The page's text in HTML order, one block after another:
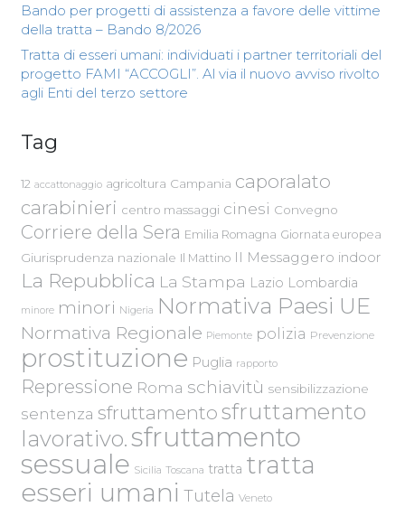
Bando per progetti di assistenza a favore delle vittime
della tratta – Bando 8/2026
Tratta di esseri umani: individuati i partner territoriali del
progetto FAMI “ACCOGLI”. Al via il nuovo avviso rivolto
agli Enti del terzo settore
Tag
12 accattonaggio agricoltura Campania caporalato
carabinieri centro massaggi cinesi Convegno
Corriere della Sera Emilia Romagna Giornata europea
Giurisprudenza nazionale Il Mattino Il Messaggero indoor
La Repubblica La Stampa Lazio Lombardia
minore minori Nigeria Normativa Paesi UE
Normativa Regionale Piemonte polizia Prevenzione
prostituzione Puglia rapporto
Repressione Roma schiavitù sensibilizzazione
sentenza sfruttamento sfruttamento
lavorativo.sfruttamento
sessuale Sicilia Toscana tratta tratta
esseri umani Tutela Veneto